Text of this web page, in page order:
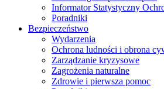
Informator Statystyczny
Poradniki
Bezpieczeństwo
Wydarzenia
Ochrona ludności i obrona
Zarządzanie kryzysowe
Zagrożenia naturalne
Zdrowie i pierwsza pomoc